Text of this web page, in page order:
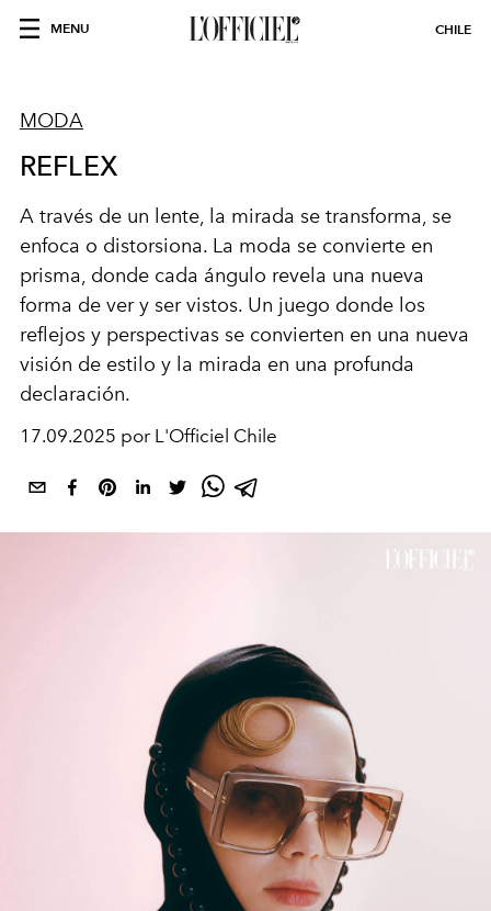
MENU CHILE
MODA
REFLEX
A través de un lente, la mirada se transforma, se
enfoca o distorsiona. La moda se convierte en
prisma, donde cada ángulo revela una nueva
forma de ver y ser vistos. Un juego donde los
reflejos y perspectivas se convierten en una nueva
visión de estilo y la mirada en una profunda
declaración.
17.09.2025 por L'Officiel Chile